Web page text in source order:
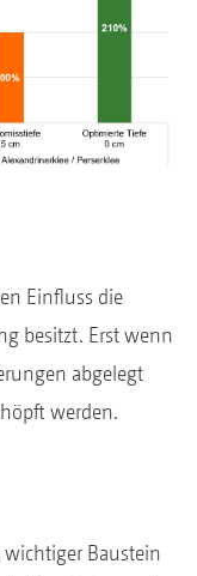
Einfluss die
besitzt. Erst wenn
abgelegt
werden.
wichtiger Baustein